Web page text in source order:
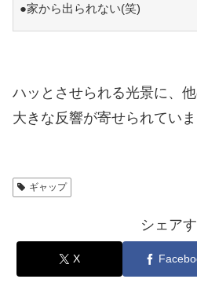
●家から出られない(笑)
ハッとさせられる光景に、
大きな反響が寄せられていま
ギャップ
シェア
X